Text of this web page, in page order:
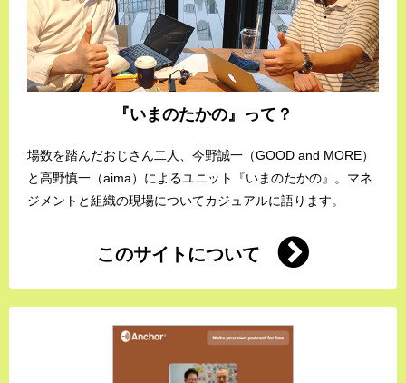
『いまのたかの』って？
場数を踏んだおじさん二人、今野誠一（GOOD and MORE）
と高野慎一（aima）によるユニット『いまのたかの』。マネ
ジメントと組織の現場についてカジュアルに語ります。
このサイトについて